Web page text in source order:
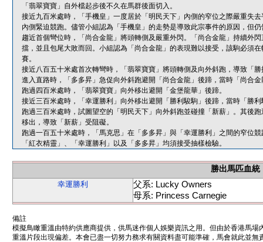
「翡翠寶寶」自外檔起步後不久在馬群後面切入。
接近九百米處時，「手機皇」一度居於「明民天下」內側的窄位之際嚴重失
內側緊迫競跑。儘管小組認為「手機皇」的走勢是導致此宗事件的原因，但
趨近首個彎位時，「尚合金龍」將頭轉側及嚴重外閃。「尚合金龍」持續外
擋，並且包尾大敗而回。小組認為「尚合金龍」的表現難以接受，該駒必須
賽。
接近八百五十米處首次轉彎時，「翡翠寶寶」將頭轉側及向外斜跑，導致「
進入直路時，「多多昇」急促向外斜跑避開「尚合金龍」後蹄，當時「尚合
跑過四百米處時，「翡翠寶寶」向外移出避開「金堡龍華」後蹄。
接近三百米處時，「幸運勝利」向外移出避開「勝利駿駒」後蹄，當時「勝
跑過三百米處時，試圖望空的「明民天下」向外斜跑並碰撞「新薪」。其後
移出，導致「新薪」受阻礙。
跑過一百五十米處時，「馬克思」在「多多昇」與「幸運勝利」之間的窄位
「紅衣精靈」、「幸運勝利」以及「多多昇」均須接受抽樣檢驗。
勝出馬匹血統
幸運勝利
父系: Lucky Owners
母系: Princess Carnegie
備註
模擬鳥瞰重溫由特約供應商提供，供馬迷作個人娛樂資訊之用。但由於香港馬
重溫片段出現偏差。本會已盡一切努力務求有關資料盡可能準確，馬會就此並